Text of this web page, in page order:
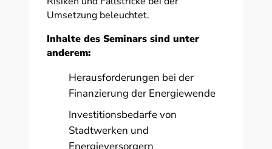
Umsetzung beleuchtet.
Inhalte des Seminars sind unter
anderem:
Herausforderungen bei der
Finanzierung der Energiewende
Investitionsbedarfe von
Stadtwerken und
Energieversorgern